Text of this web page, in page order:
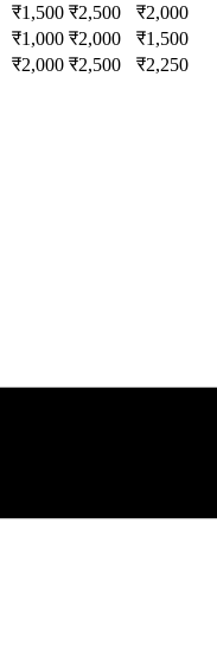
₹1,500 ₹2,500 ₹2,000
₹1,000 ₹2,000 ₹1,500
₹2,000 ₹2,500 ₹2,250